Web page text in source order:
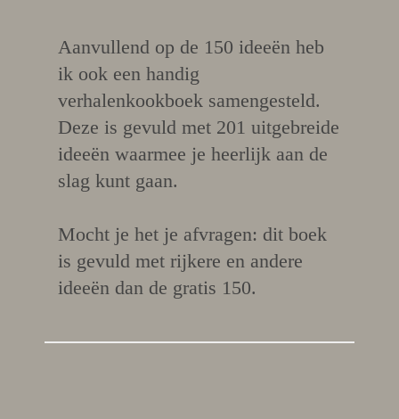
Aanvullend op de 150 ideeën heb
ik ook een handig
verhalenkookboek samengesteld.
Deze is gevuld met 201 uitgebreide
ideeën waarmee je heerlijk aan de
slag kunt gaan.
Mocht je het je afvragen: dit boek
is gevuld met rijkere en andere
ideeën dan de gratis 150.